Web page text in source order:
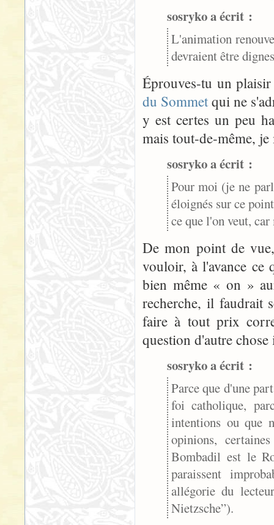
sosryko a écrit :
L'animation
devraient être
Éprouves-tu un
du Sommetqui ne
y est certes un peu
mais tout-de-même,
sosryko a écrit :
Pour moi (je ne
éloignés sur ce
ce que l'on veut, car
De mon point de
vouloir, à l'avance ce
bien même « on »
recherche, il faudrait
faire à tout prix
question d'autre
sosryko a écrit :
Parce que d'une
foi catholique,
intentions ou que
opinions,
Bombadil est le
paraissent
allégorie du
Nietzsche”).